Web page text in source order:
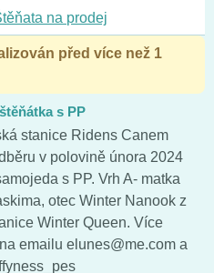
na prodej
před více než 1
s PP
stanice Ridens Canem
v polovině února 2024
s PP. Vrh A- matka
otec Winter Nanook z
Winter Queen. Více
emailu elunes@me.com a